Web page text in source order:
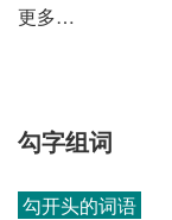
更多…
勾字组词
勾开头的词语